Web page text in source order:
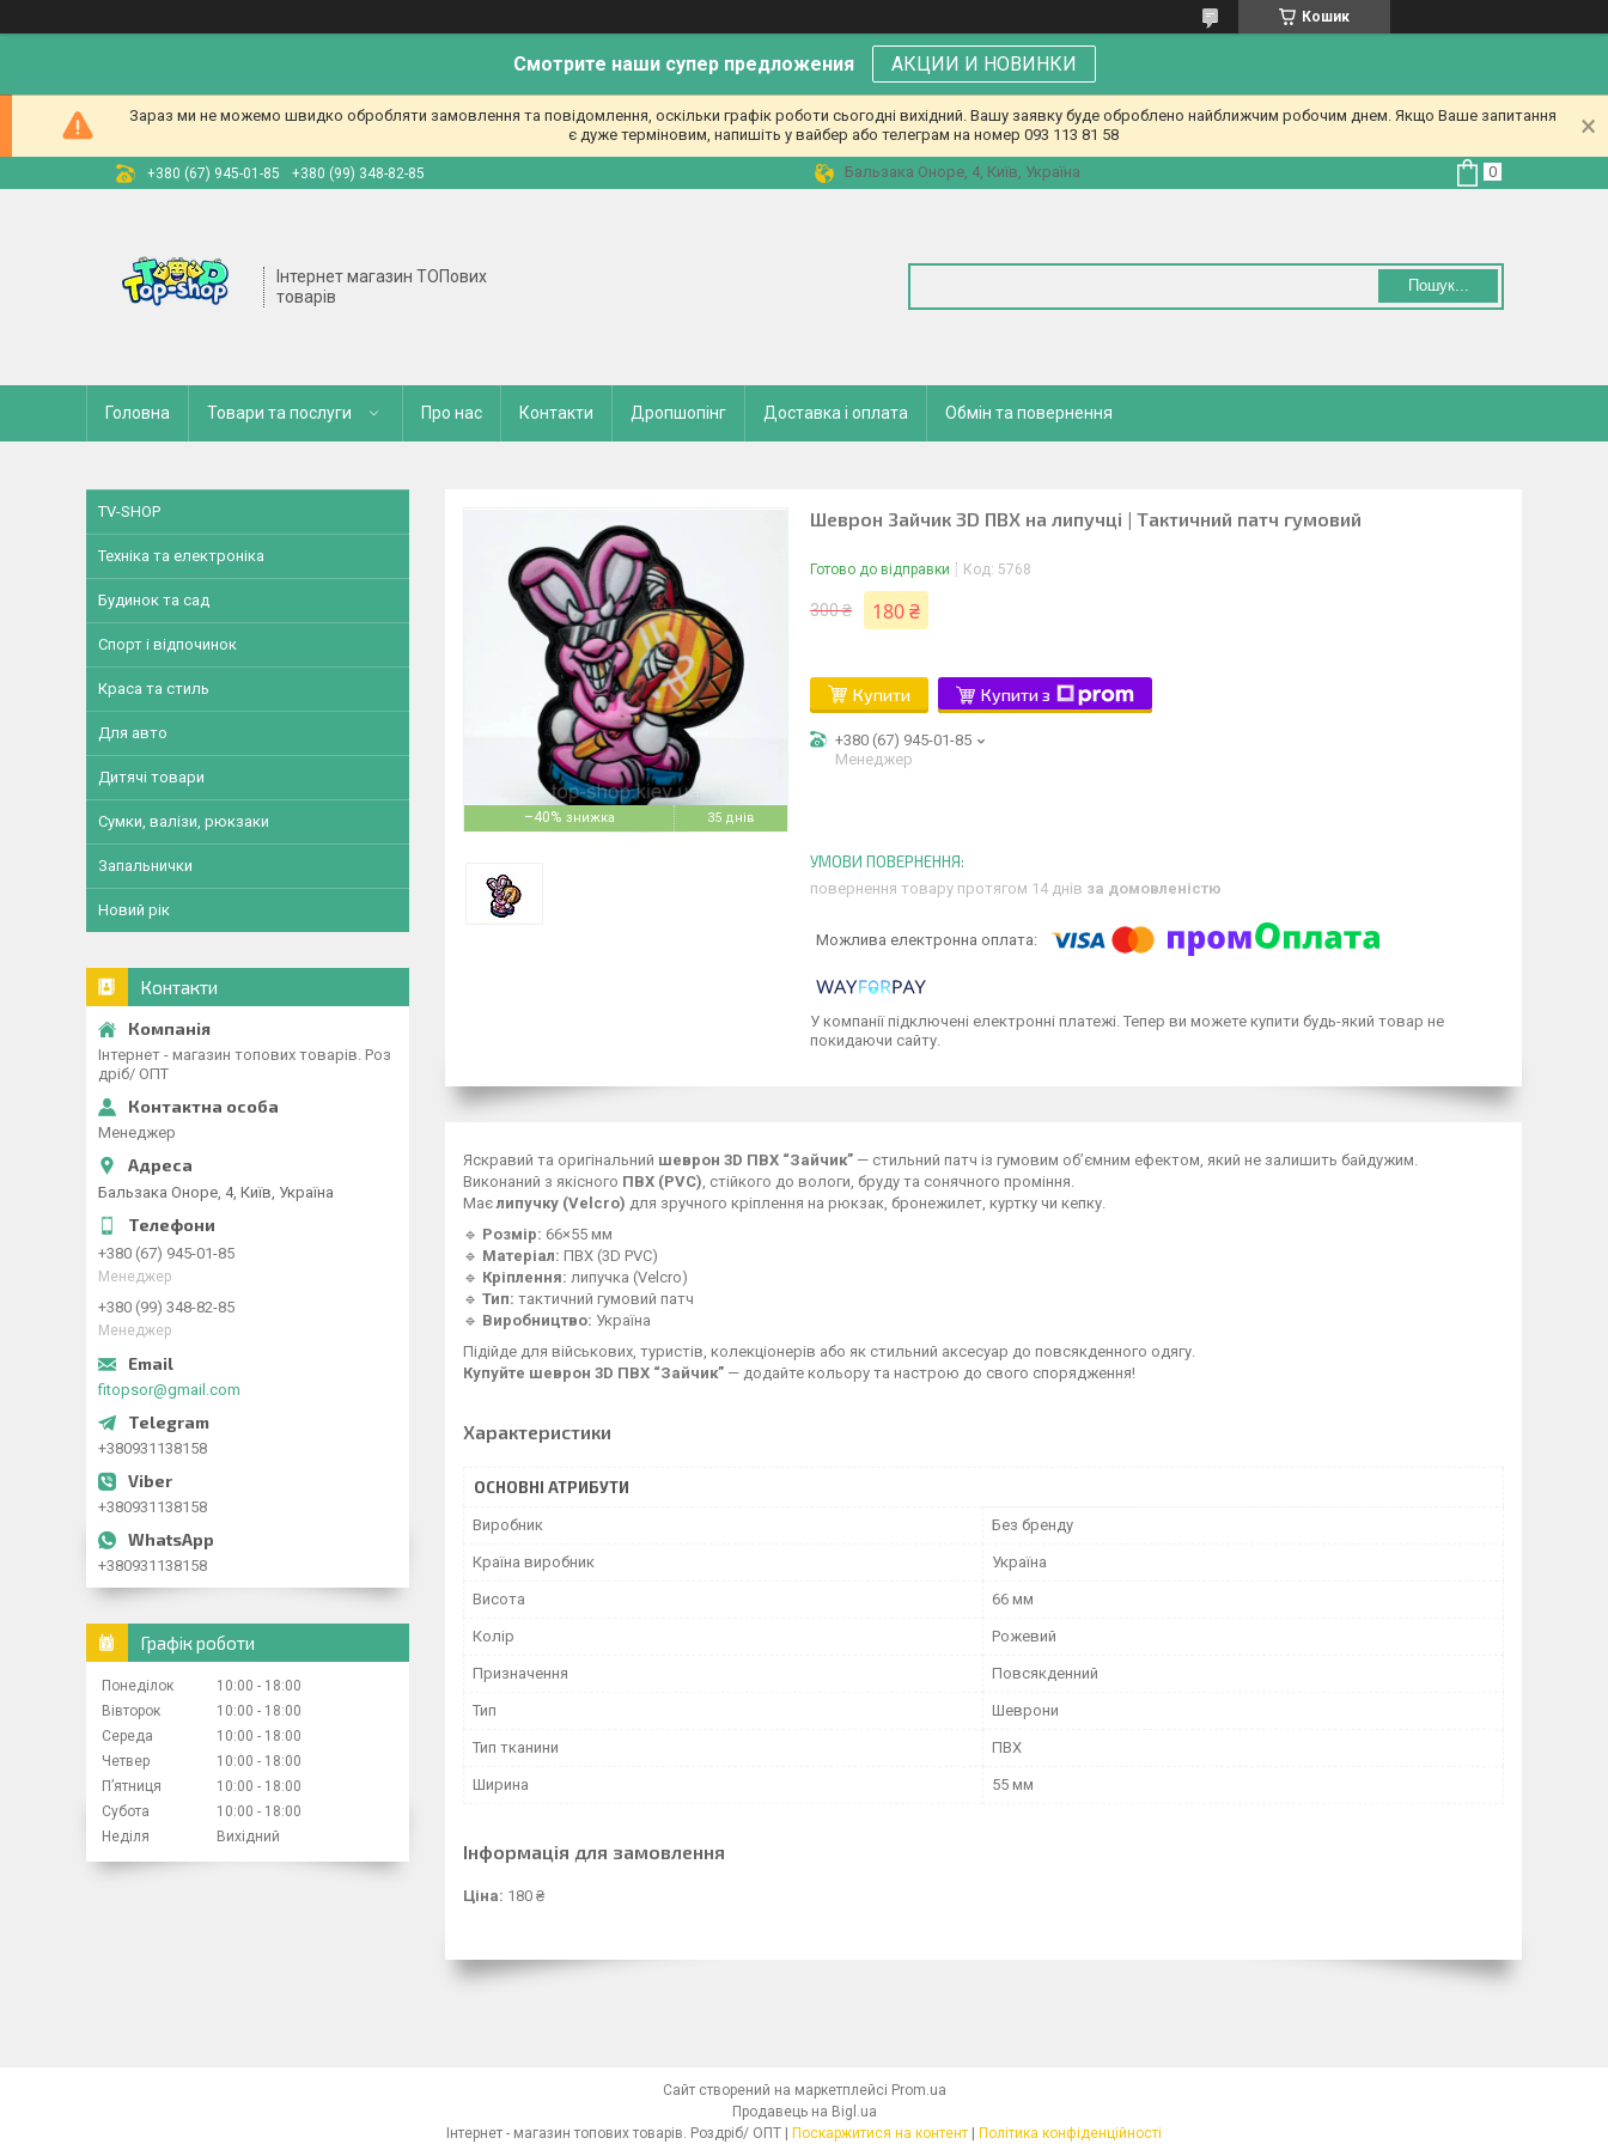
Кошик
Смотрите наши супер предложения АКЦИИ И НОВИНКИ
Зараз ми не можемо швидко обробляти замовлення та повідомлення, оскільки графік роботи сьогодні вихідний. Вашу заявку буде оброблено найближчим робочим днем. Якщо Ваше запитання
є дуже терміновим, напишіть у вайбер або телеграм на номер 093 113 81 58
+380 (67) 945-01-85 +380 (99) 348-82-85 Бальзака Оноре, 4, Київ, Україна
Інтернет магазин ТОПових
товарів
Пошук...
Головна Товари та послуги Про нас Контакти Дропшопінг Доставка і оплата Обмін та повернення
–40% 35 днів
Шеврон Зайчик 3D ПВХ на липучці | Тактичний патч гумовий
Готово до відправки Код: 5768
300 ₴ 180 ₴
Купити Купити з
+380 (67) 945-01-85
Менеджер
повернення товару протягом 14 днів за домовленістю
У компанії підключені електронні платежі. Тепер ви можете купити будь-який товар не
покидаючи сайту.
Яскравий та оригінальний шеврон 3D ПВХ “Зайчик” — стильний патч із гумовим об’ємним ефектом, який не залишить байдужим.
Виконаний з якісного ПВХ (PVC) , стійкого до вологи, бруду та сонячного проміння.
Має липучку (Velcro) для зручного кріплення на рюкзак, бронежилет, куртку чи кепку.
🔹 Розмір: 66×55 мм
🔹 Матеріал: ПВХ (3D PVC)
🔹 Кріплення: липучка (Velcro)
🔹 Тип: тактичний гумовий патч
🔹 Виробництво: Україна
Підійде для військових, туристів, колекціонерів або як стильний аксесуар до повсякденного одягу.
Купуйте шеврон 3D ПВХ “Зайчик” — додайте кольору та настрою до свого спорядження!
Характеристики
ОСНОВНІ АТРИБУТИ
Виробник Без бренду
Країна виробник Україна
Висота 66 мм
Колір Рожевий
Призначення Повсякденний
Тип Шеврони
Тип тканини ПВХ
Ширина 55 мм
Інформація для замовлення
Ціна: 180 ₴
TV-SHOP
Техніка та електроніка
Будинок та сад
Спорт і відпочинок
Краса та стиль
Для авто
Дитячі товари
Сумки, валізи, рюкзаки
Запальнички
Новий рік
Контакти
Інтернет - магазин топових товарів. Роз
дріб/ ОПТ
Менеджер
Бальзака Оноре, 4, Київ, Україна
+380 (67) 945-01-85
Менеджер
+380 (99) 348-82-85
Менеджер
fitopsor@gmail.com
+380931138158
+380931138158
+380931138158
Графік роботи
Понеділок 10:00
18:00
Вівторок
10:00
18:00
Середа
10:00
18:00
Четвер
10:00
18:00
Пʼятниця
10:00
18:00
Субота
10:00
18:00
Неділя
Вихідний
Сайт створений на маркетплейсі Prom.ua
Продавець на Bigl.ua
Інтернет - магазин топових товарів. Роздріб/ ОПТ | Поскаржитися на контент | Політика конфіденційності